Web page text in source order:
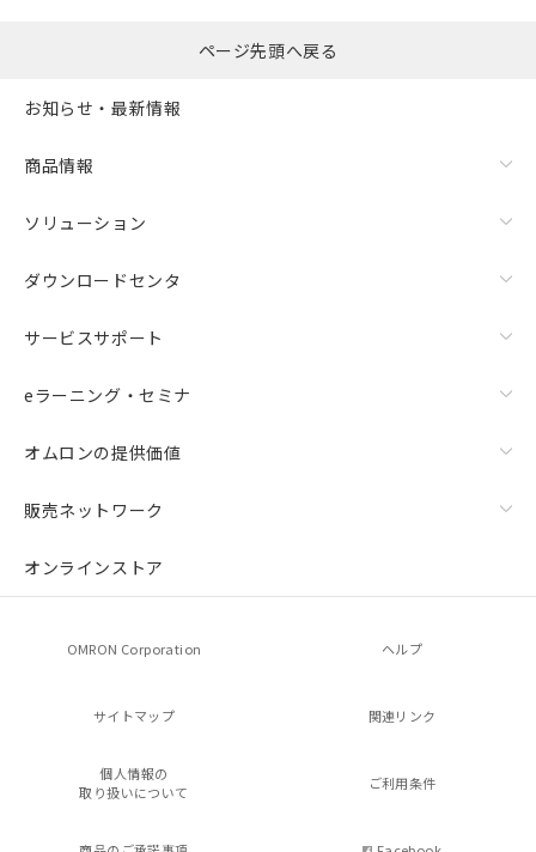
ページ先頭へ戻る
お知らせ・最新情報
商品情報
ソリューション
ダウンロードセンタ
サービスサポート
eラーニング・セミナ
オムロンの提供価値
販売ネットワーク
オンラインストア
OMRON Corporation ヘルプ
サイトマップ 関連リンク
個人情報の
取り扱いについて
ご利用条件